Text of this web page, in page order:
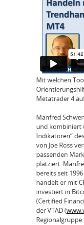
Mit welchen
Metatrader 4
Manfred
und kombiniert
Indikatoren“
von Joe Ross
passenden
platziert.
bereits seit
handelt er mit
investiert in
(Certified
der VTAD (